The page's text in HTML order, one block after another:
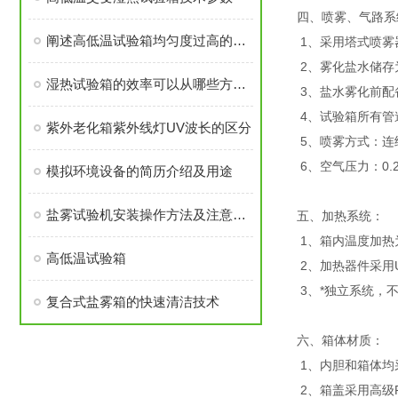
阐述高低温试验箱均匀度过高的原因
湿热试验箱的效率可以从哪些方面提升
紫外老化箱紫外线灯UV波长的区分
模拟环境设备的简历介绍及用途
盐雾试验机安装操作方法及注意事项
高低温试验箱
复合式盐雾箱的快速清洁技术
四、喷雾、气路
1、采用塔式喷
2、雾化盐水储
3、盐水雾化前
4、试验箱所有
5、喷雾方式：
6、空气压力：
五、加热系统：
1、箱内温度加
2、加热器件采
3、*独立系统，
六、箱体材质：
1、内胆和箱体
2、箱盖采用高